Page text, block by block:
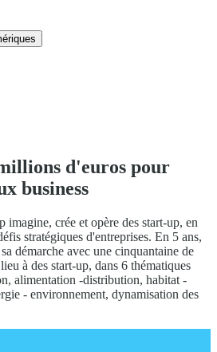
d'euros pour
business
imagine, crée et opère des start-up, en
stratégiques d'entreprises. En 5 ans,
démarche avec une cinquantaine de
à des start-up, dans 6 thématiques
alimentation -distribution, habitat -
- environnement, dynamisation des